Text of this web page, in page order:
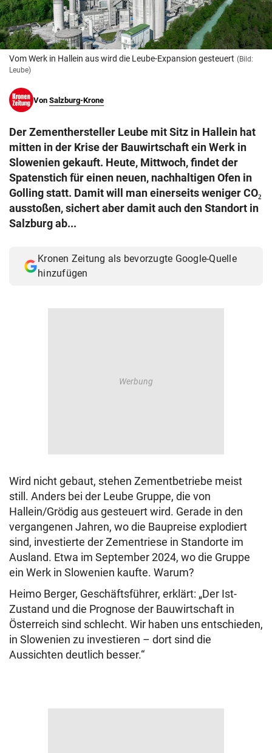
© Krone Multimedia GmbH & Co KG 2026
Muthgasse 2, 1190 Wien
Vom Werk in Hallein aus wird die Leube-Expansion gesteuert (Bild:
Leube)
Von Salzburg-Krone
Der Zementhersteller Leube mit Sitz in Hallein hat
mitten in der Krise der Bauwirtschaft ein Werk in
Slowenien gekauft. Heute, Mittwoch, findet der
Spatenstich für einen neuen, nachhaltigen Ofen in
Golling statt. Damit will man einerseits weniger CO₂
ausstoßen, sichert aber damit auch den Standort in
Salzburg ab...
Kronen Zeitung als bevorzugte Google-Quelle
hinzufügen
Wird nicht gebaut, stehen Zementbetriebe meist
still. Anders bei der Leube Gruppe, die von
Hallein/Grödig aus gesteuert wird. Gerade in den
vergangenen Jahren, wo die Baupreise explodiert
sind, investierte der Zementriese in Standorte im
Ausland. Etwa im September 2024, wo die Gruppe
ein Werk in Slowenien kaufte. Warum?
Heimo Berger, Geschäftsführer, erklärt: „Der Ist-
Zustand und die Prognose der Bauwirtschaft in
Österreich sind schlecht. Wir haben uns entschieden,
in Slowenien zu investieren – dort sind die
Aussichten deutlich besser.“